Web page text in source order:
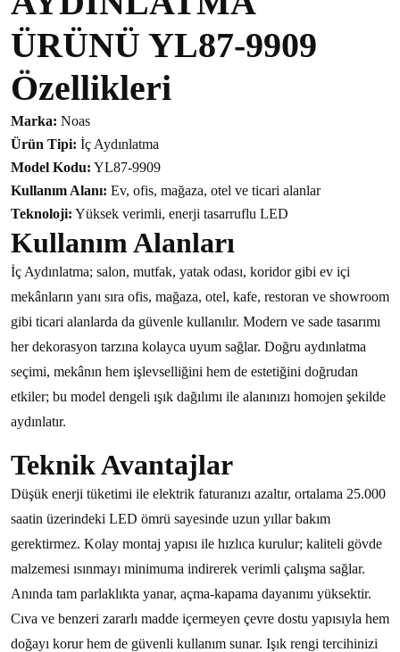
ÜRÜNÜ YL87-9909
Özellikleri
Marka: Noas
Ürün Tipi: İç Aydınlatma
Model Kodu: YL87-9909
Kullanım Alanı: Ev, ofis, mağaza, otel ve ticari alanlar
Teknoloji: Yüksek verimli, enerji tasarruflu LED
Kullanım Alanları
İç Aydınlatma; salon, mutfak, yatak odası, koridor gibi ev içi
mekânların yanı sıra ofis, mağaza, otel, kafe, restoran ve showroom
gibi ticari alanlarda da güvenle kullanılır. Modern ve sade tasarımı
her dekorasyon tarzına kolayca uyum sağlar. Doğru aydınlatma
seçimi, mekânın hem işlevselliğini hem de estetiğini doğrudan
etkiler; bu model dengeli ışık dağılımı ile alanınızı homojen şekilde
aydınlatır.
Teknik Avantajlar
Düşük enerji tüketimi ile elektrik faturanızı azaltır, ortalama 25.000
saatin üzerindeki LED ömrü sayesinde uzun yıllar bakım
gerektirmez. Kolay montaj yapısı ile hızlıca kurulur; kaliteli gövde
malzemesi ısınmayı minimuma indirerek verimli çalışma sağlar.
Anında tam parlaklıkta yanar, açma-kapama dayanımı yüksektir.
Cıva ve benzeri zararlı madde içermeyen çevre dostu yapısıyla hem
doğayı korur hem de güvenli kullanım sunar. Işık rengi tercihinizi